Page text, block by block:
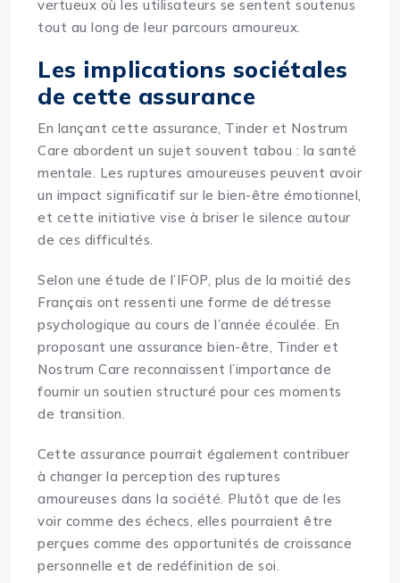
vertueux où les utilisateurs se sentent soutenus
tout au long de leur parcours amoureux.
Les implications sociétales
de cette assurance
En lançant cette assurance, Tinder et Nostrum
Care abordent un sujet souvent tabou : la santé
mentale. Les ruptures amoureuses peuvent avoir
un impact significatif sur le bien-être émotionnel,
et cette initiative vise à briser le silence autour
de ces difficultés.
Selon une étude de l’IFOP, plus de la moitié des
Français ont ressenti une forme de détresse
psychologique au cours de l’année écoulée. En
proposant une assurance bien-être, Tinder et
Nostrum Care reconnaissent l’importance de
fournir un soutien structuré pour ces moments
de transition.
Cette assurance pourrait également contribuer
à changer la perception des ruptures
amoureuses dans la société. Plutôt que de les
voir comme des échecs, elles pourraient être
perçues comme des opportunités de croissance
personnelle et de redéfinition de soi.